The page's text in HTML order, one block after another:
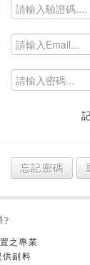
忘記密碼
?
之專業
供副料